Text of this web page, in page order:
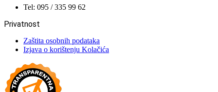
Tel: 095 / 335 99 62
Privatnost
Zaštita osobnih podataka
Izjava o korištenju Kolačića